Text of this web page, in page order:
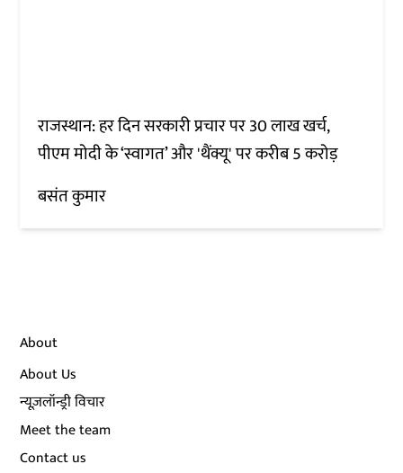
राजस्थान: हर दिन सरकारी प्रचार पर 30 लाख खर्च,
पीएम मोदी के ‘स्वागत’ और 'थैंक्यू' पर करीब 5 करोड़
बसंत कुमार
About
About Us
न्यूज़लॉन्ड्री विचार
Meet the team
Contact us